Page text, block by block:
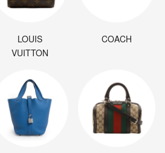
LOUIS
VUITTON
COACH